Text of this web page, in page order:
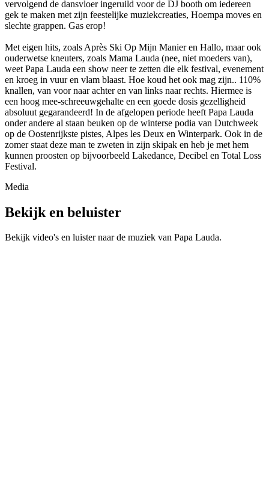
vervolgend de dansvloer ingeruild voor de DJ booth om iedereen
gek te maken met zijn feestelijke muziekcreaties, Hoempa moves en
slechte grappen. Gas erop!
Met eigen hits, zoals Après Ski Op Mijn Manier en Hallo, maar ook
ouderwetse kneuters, zoals Mama Lauda (nee, niet moeders van),
weet Papa Lauda een show neer te zetten die elk festival, evenement
en kroeg in vuur en vlam blaast. Hoe koud het ook mag zijn.. 110%
knallen, van voor naar achter en van links naar rechts. Hiermee is
een hoog mee-schreeuwgehalte en een goede dosis gezelligheid
absoluut gegarandeerd! In de afgelopen periode heeft Papa Lauda
onder andere al staan beuken op de winterse podia van Dutchweek
op de Oostenrijkste pistes, Alpes les Deux en Winterpark. Ook in de
zomer staat deze man te zweten in zijn skipak en heb je met hem
kunnen proosten op bijvoorbeeld Lakedance, Decibel en Total Loss
Festival.
Media
Bekijk en beluister
Bekijk video's en luister naar de muziek van Papa Lauda.